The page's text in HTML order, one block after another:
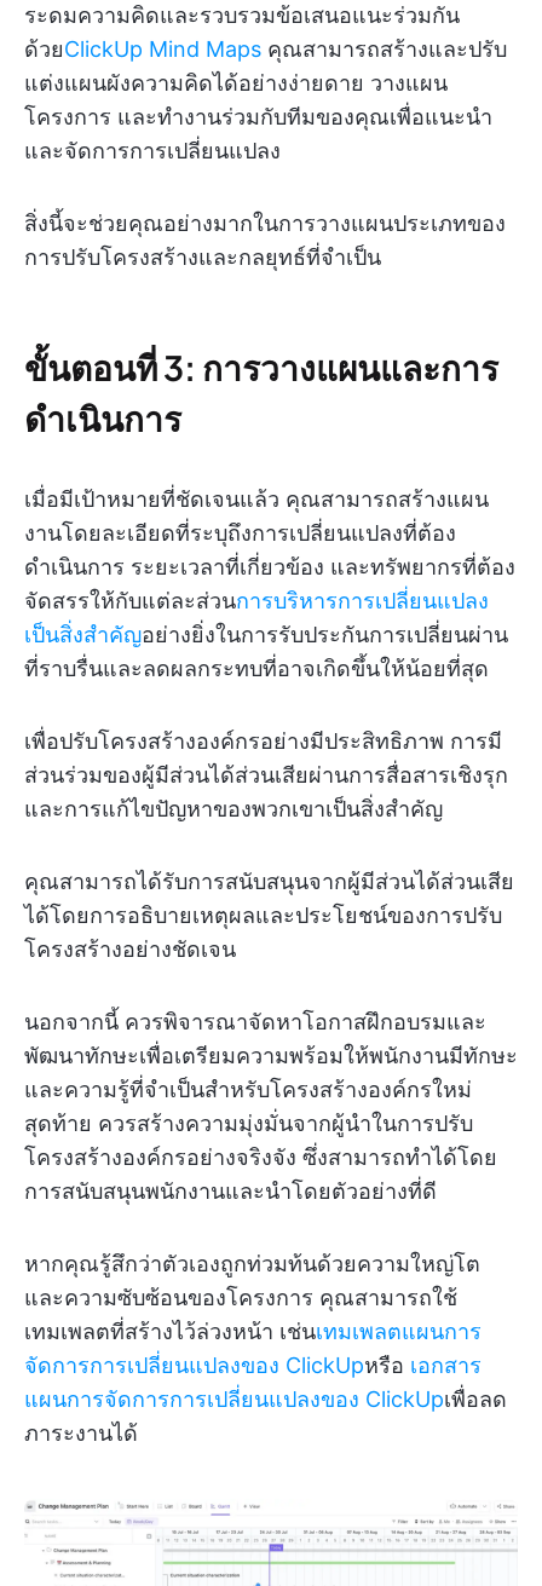
ระดมความคิดและรวบรวมข้อเสนอแนะร่วมกัน
ด้วยClickUp Mind Maps คุณสามารถสร้างและปรับ
แต่งแผนผังความคิดได้อย่างง่ายดาย วางแผน
โครงการ และทำงานร่วมกับทีมของคุณเพื่อแนะนำ
และจัดการการเปลี่ยนแปลง
สิ่งนี้จะช่วยคุณอย่างมากในการวางแผนประเภทของ
การปรับโครงสร้างและกลยุทธ์ที่จำเป็น
ขั้นตอนที่ 3: การวางแผนและการ
ดำเนินการ
เมื่อมีเป้าหมายที่ชัดเจนแล้ว คุณสามารถสร้างแผน
งานโดยละเอียดที่ระบุถึงการเปลี่ยนแปลงที่ต้อง
ดำเนินการ ระยะเวลาที่เกี่ยวข้อง และทรัพยากรที่ต้อง
จัดสรรให้กับแต่ละส่วนการบริหารการเปลี่ยนแปลง
เป็นสิ่งสำคัญอย่างยิ่งในการรับประกันการเปลี่ยนผ่าน
ที่ราบรื่นและลดผลกระทบที่อาจเกิดขึ้นให้น้อยที่สุด
เพื่อปรับโครงสร้างองค์กรอย่างมีประสิทธิภาพ การมี
ส่วนร่วมของผู้มีส่วนได้ส่วนเสียผ่านการสื่อสารเชิงรุก
และการแก้ไขปัญหาของพวกเขาเป็นสิ่งสำคัญ
คุณสามารถได้รับการสนับสนุนจากผู้มีส่วนได้ส่วนเสีย
ได้โดยการอธิบายเหตุผลและประโยชน์ของการปรับ
โครงสร้างอย่างชัดเจน
นอกจากนี้ ควรพิจารณาจัดหาโอกาสฝึกอบรมและ
พัฒนาทักษะเพื่อเตรียมความพร้อมให้พนักงานมีทักษะ
และความรู้ที่จำเป็นสำหรับโครงสร้างองค์กรใหม่
สุดท้าย ควรสร้างความมุ่งมั่นจากผู้นำในการปรับ
โครงสร้างองค์กรอย่างจริงจัง ซึ่งสามารถทำได้โดย
การสนับสนุนพนักงานและนำโดยตัวอย่างที่ดี
หากคุณรู้สึกว่าตัวเองถูกท่วมท้นด้วยความใหญ่โต
และความซับซ้อนของโครงการ คุณสามารถใช้
เทมเพลตที่สร้างไว้ล่วงหน้า เช่นเทมเพลตแผนการ
จัดการการเปลี่ยนแปลงของ ClickUpหรือ เอกสาร
แผนการจัดการการเปลี่ยนแปลงของ ClickUpเพื่อลด
ภาระงานได้